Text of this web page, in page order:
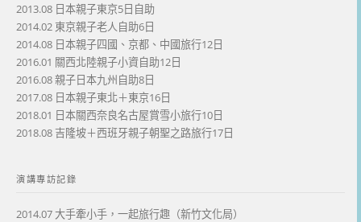
2013.08 日本親子東京5日自助
2014.02 東京親子老人自助6日
2014.08 日本親子四國、京都、中國旅行12日
2016.01 關西北陸親子小資自助12日
2016.08 親子日本九州自助8日
2017.08 日本親子東北＋東京16日
2018.01 日本關西奈良名古屋賞雪小旅行10日
2018.08 吉隆坡＋西班牙親子朝聖之路旅行17日
演講專訪記錄
2014.07 大手牽小手，一起旅行趣（新竹文化局）